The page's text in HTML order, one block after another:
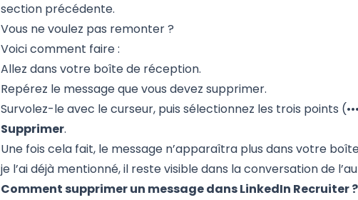
section précédente.
Vous ne voulez pas remonter ?
Voici comment faire :
Allez dans votre boîte de réception.
Repérez le message que vous devez supprimer.
Survolez-le avec le curseur, puis sélectionnez les trois points
Supprimer.
Une fois cela fait, le message n’apparaîtra plus dans votre
je l’ai déjà mentionné, il reste visible dans la conversation de
Comment supprimer un message dans LinkedIn Recruiter ?